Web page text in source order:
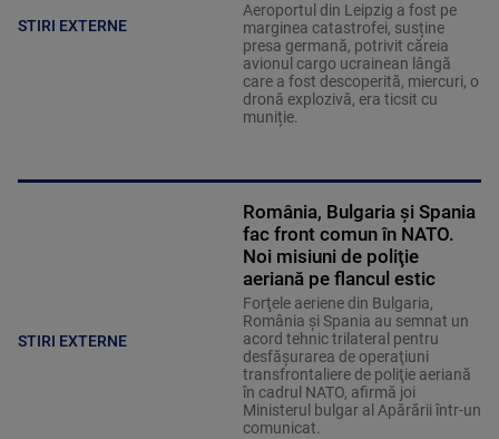
STIRI EXTERNE
Aeroportul din Leipzig a fost pe
marginea catastrofei, susține
presa germană, potrivit căreia
avionul cargo ucrainean lângă
care a fost descoperită, miercuri, o
dronă explozivă, era ticsit cu
muniție.
STIRI EXTERNE
România, Bulgaria şi Spania
fac front comun în NATO.
Noi misiuni de poliţie
aeriană pe flancul estic
Forţele aeriene din Bulgaria,
România şi Spania au semnat un
acord tehnic trilateral pentru
desfăşurarea de operaţiuni
transfrontaliere de poliţie aeriană
în cadrul NATO, afirmă joi
Ministerul bulgar al Apărării într-un
comunicat.